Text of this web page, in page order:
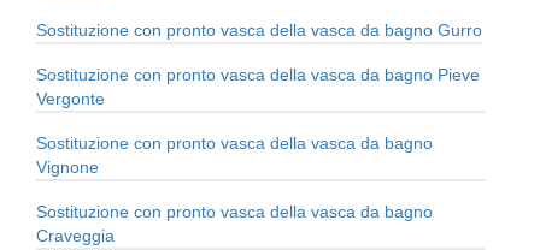
Sostituzione con pronto vasca della vasca da bagno Gurro
Sostituzione con pronto vasca della vasca da bagno Pieve
Vergonte
Sostituzione con pronto vasca della vasca da bagno
Vignone
Sostituzione con pronto vasca della vasca da bagno
Craveggia